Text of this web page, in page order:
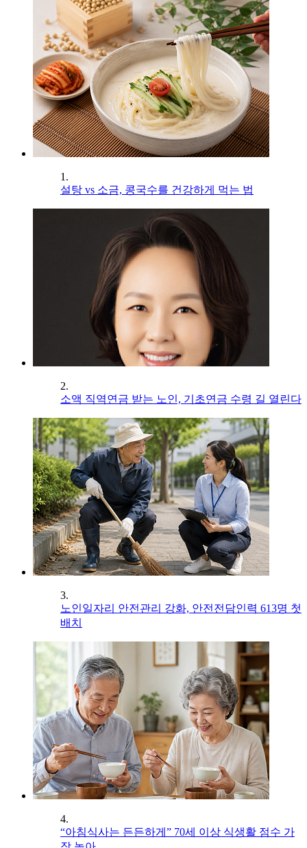
1.
설탕 vs 소금, 콩국수를 건강하게 먹는 법
2.
소액 직역연금 받는 노인, 기초연금 수령 길 열린다
3.
노인일자리 안전관리 강화, 안전전담인력 613명 첫
배치
4.
“아침식사는 든든하게” 70세 이상 식생활 점수 가